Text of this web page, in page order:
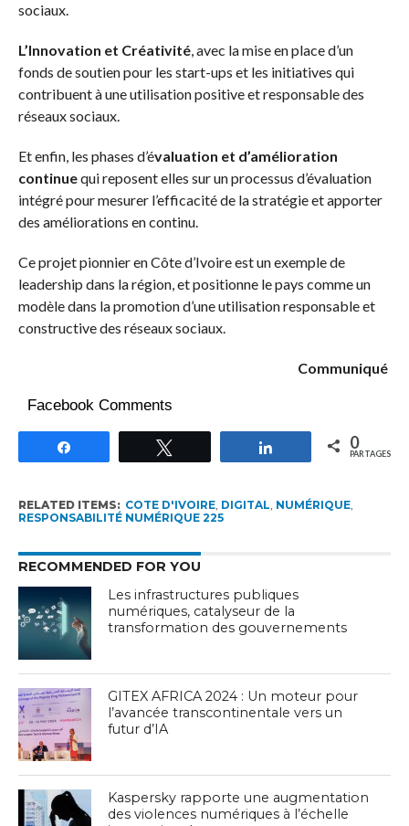
sociaux.
L’Innovation et Créativité, avec la mise en place d’un
fonds de soutien pour les start-ups et les initiatives qui
contribuent à une utilisation positive et responsable des
réseaux sociaux.
Et enfin, les phases d’évaluation et d’amélioration
continuequi reposent elles sur un processus d’évaluation
intégré pour mesurer l’efficacité de la stratégie et apporter
des améliorations en continu.
Ce projet pionnier en Côte d’Ivoire est un exemple de
leadership dans la région, et positionne le pays comme un
modèle dans la promotion d’une utilisation responsable et
constructive des réseaux sociaux.
Communiqué
Facebook Comments
Partagez 0
PARTAGES
RELATED ITEMS: COTE D'IVOIRE, DIGITAL, NUMÉRIQUE,
RESPONSABILITÉ NUMÉRIQUE 225
RECOMMENDED FOR YOU
Les infrastructures publiques
numériques, catalyseur de la
transformation des gouvernements
GITEX AFRICA 2024 : Un moteur pour
l’avancée transcontinentale vers un
futur d’IA
Kaspersky rapporte une augmentation
des violences numériques à l’échelle